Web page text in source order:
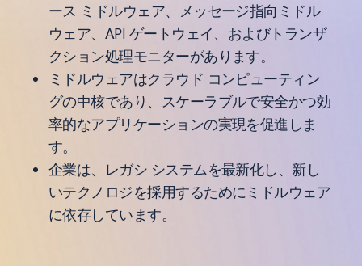
ース ミドルウェア、メッセージ指向ミドル
ウェア、API ゲートウェイ、およびトランザ
クション処理モニターがあります。
ミドルウェアはクラウド コンピューティン
グの中核であり、スケーラブルで安全かつ効
率的なアプリケーションの実現を促進しま
す。
企業は、レガシ システムを最新化し、新し
いテクノロジを採用するためにミドルウェア
に依存しています。